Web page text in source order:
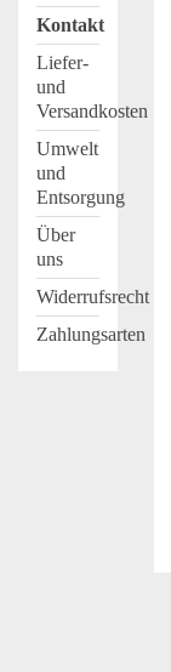
Kontakt
Liefer-
und
Versandkosten
Umwelt
und
Entsorgung
Über
uns
Widerrufsrecht
Zahlungsarten